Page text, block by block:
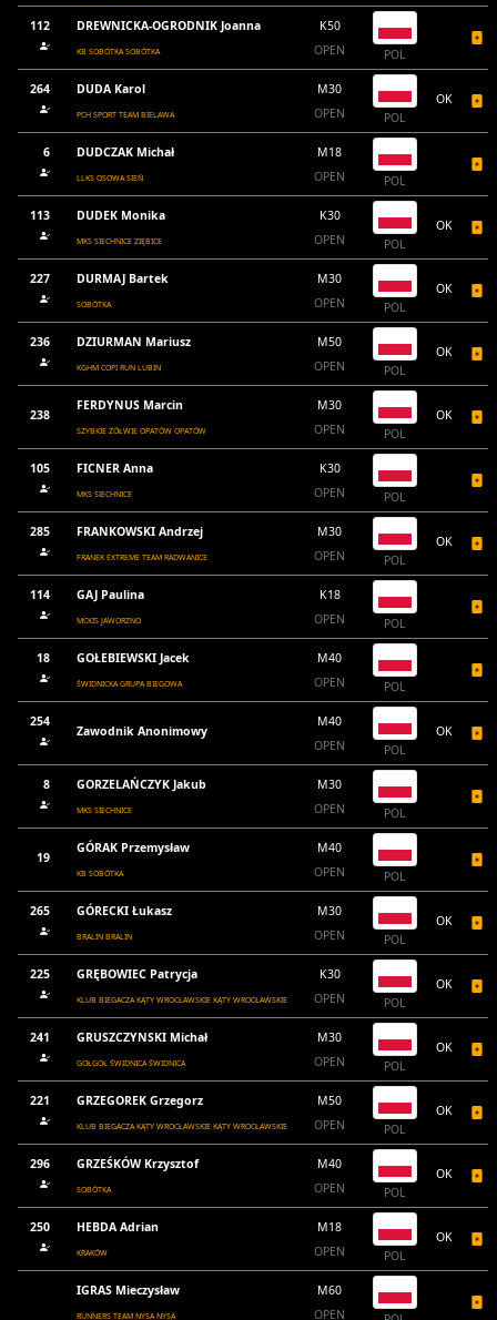
112 DREWNICKA-OGRODNIK Joanna
KB SOBÓTKA SOBÓTKA
K50
OPEN
POL
264 DUDA Karol
PCH SPORT TEAM BIELAWA
M30
OPEN
POL
OK
6 DUDCZAK Michał
LLKS OSOWA SIEŃ
M18
OPEN
POL
113 DUDEK Monika
MKS SIECHNICE ZIĘBICE
K30
OPEN
POL
OK
227 DURMAJ Bartek
SOBÓTKA
M30
OPEN
POL
OK
236 DZIURMAN Mariusz
KGHM COPI RUN LUBIN
M50
OPEN
POL
OK
238
FERDYNUS Marcin
SZYBKIE ŻÓŁWIE OPATÓW OPATÓW
M30
OPEN
POL
OK
105 FICNER Anna
MKS SIECHNICE
K30
OPEN
POL
285 FRANKOWSKI Andrzej
FRANEK EXTREME TEAM RADWANICE
M30
OPEN
POL
OK
114 GAJ Paulina
MCKIS JAWORZNO
K18
OPEN
POL
18 GOŁEBIEWSKI Jacek
ŚWIDNICKA GRUPA BIEGOWA
M40
OPEN
POL
254
Zawodnik Anonimowy
M40
OPEN
POL
OK
8 GORZELAŃCZYK Jakub
MKS SIECHNICE
M30
OPEN
POL
19
GÓRAK Przemysław
KB SOBÓTKA
M40
OPEN
POL
265 GÓRECKI Łukasz
BRALIN BRALIN
M30
OPEN
POL
OK
225 GRĘBOWIEC Patrycja
KLUB BIEGACZA KĄTY WROCŁAWSKIE KĄTY WROCŁAWSKIE
K30
OPEN
POL
OK
241 GRUSZCZYNSKI Michał
GOŁGOŁ ŚWIDNICA ŚWIDNICA
M30
OPEN
POL
OK
221 GRZEGOREK Grzegorz
KLUB BIEGACZA KĄTY WROCŁAWSKIE KĄTY WROCŁAWSKIE
M50
OPEN
POL
OK
296 GRZEŚKÓW Krzysztof
SOBÓTKA
M40
OPEN
POL
OK
250 HEBDA Adrian
KRAKÓW
M18
OPEN
POL
OK
IGRAS Mieczysław
RUNNERS TEAM NYSA NYSA
M60
OPEN